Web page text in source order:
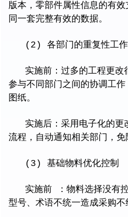
版本，零部件属性信息的有
同一套完整有效的数据。
(2) 各部门的重复性工作
实施前：过多的工程更改
参与不同部门之间的协调工
图纸。
实施后：采用电子化的更
流程，自动通知相关部门，免
(3) 基础物料优化控制
实施前 ：物料选择没有控
型号、术语不统一造成采购不